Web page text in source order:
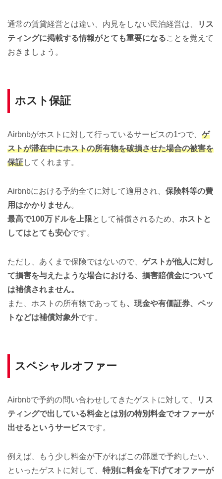
通常の賃貸経営とは違い、内見をしない民泊経営は、
リス
ティングに掲載する情報がとても重要になることを覚えて
おきましょう。
ホスト保証
Airbnbがホストに対して行っているサービスの1つで、 ゲ
ストが滞在中にホストの所有物を破損させた場合の被害を
保証してくれます。
Airbnbにおける予約全てに対して適用され、 保険料等の費
用はかかりません。
最高で100万ドルを上限として補償されるため、 ホストと
してはとても安心です。
ただし、あくまで保険ではないので、 ゲストが他人に対し
て損害を与えたような場合における、損害賠償金について
は補償されません。
また、ホストの所有物であっても、現金や有価証券、ペッ
トなどは補償対象外です。
スペシャルオファー
Airbnbで予約の問い合わせしてきたゲストに対して、
リス
ティングで出している料金とは別の特別料金でオファーが
出せるというサービスです。
例えば、もう少し料金が下がればこの部屋で予約したい、
といったゲストに対して、 特別に料金を下げてオファーが